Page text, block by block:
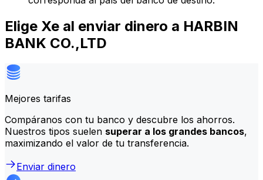
Elige Xe al enviar dinero a HARBIN
BANK CO.,LTD
Mejores tarifas
Compáranos con tu banco y descubre los ahorros.
Nuestros tipos suelen superar a los grandes bancos,
maximizando el valor de tu transferencia.
Enviar dinero